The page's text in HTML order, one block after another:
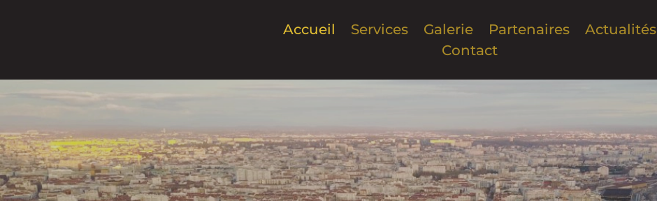
Accueil Services Galerie Partenaires
Actualités
Contact